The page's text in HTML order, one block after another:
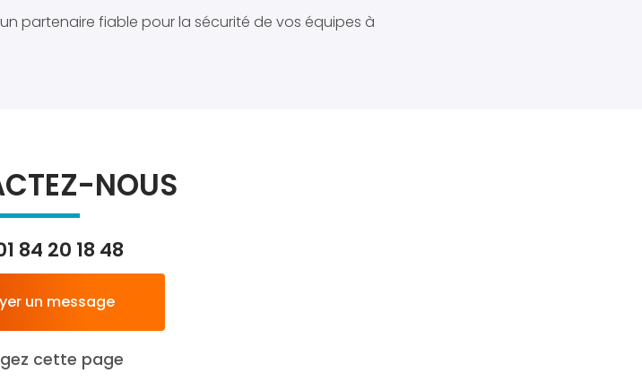
un partenaire fiable pour la sécurité de vos équipes à
NOUS
84 20 18 48
un message
cette page